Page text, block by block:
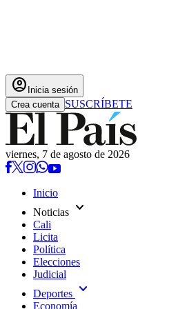
account_circle Inicia sesión
Crea cuenta SUSCRÍBETE
viernes, 7 de agosto de 2026
Inicio
Noticias expand_more
Cali
Licita
Política
Elecciones
Judicial
Deportes expand_more
Economía